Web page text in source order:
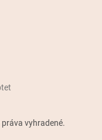
vyhradené.